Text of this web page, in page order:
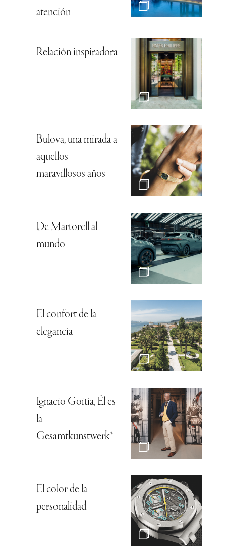
atención
Relación inspiradora
Bulova, una mirada a
aquellos
maravillosos años
De Martorell al
mundo
El confort de la
elegancia
Ignacio Goitia, Él es
la
Gesamtkunstwerk*
El color de la
personalidad